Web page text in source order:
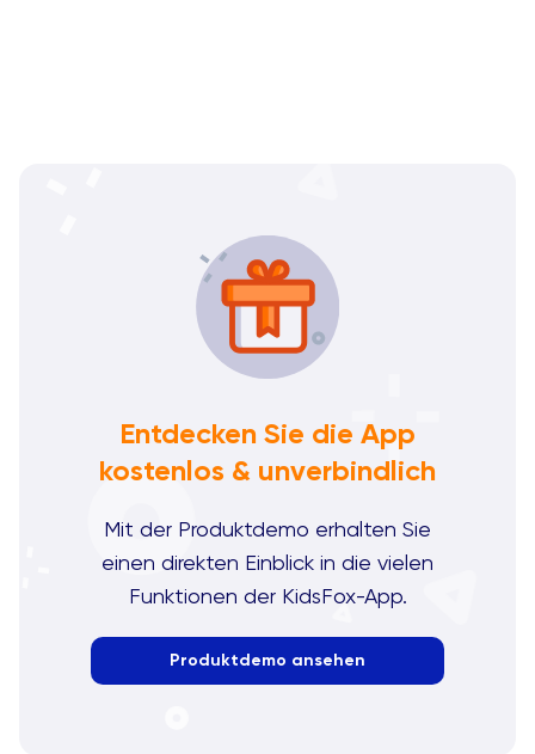
Entdecken Sie die App
kostenlos & unverbindlich
Mit der Produktdemo erhalten Sie
einen direkten Einblick in die vielen
Funktionen der KidsFox-App.
Produktdemo ansehen